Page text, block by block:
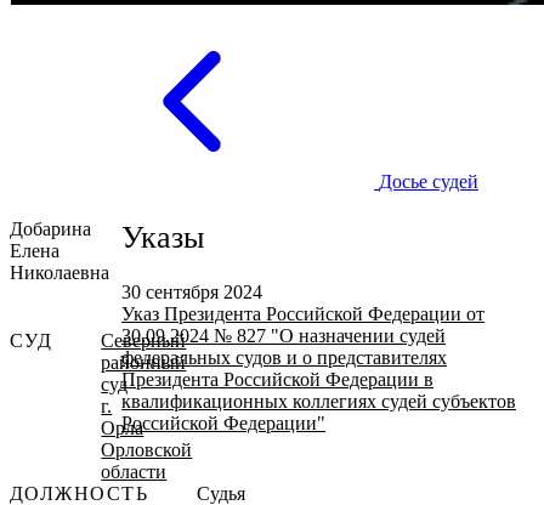
Досье судей
Добарина
Елена
Николаевна
СУД
Северный
районный
суд
г.
Орла
Орловской
области
ДОЛЖНОСТЬ
Судья
Указы
30 сентября 2024
Указ Президента Российской Федерации от
30.09.2024 № 827 "О назначении судей
федеральных судов и о представителях
Президента Российской Федерации в
квалификационных коллегиях судей субъектов
Российской Федерации"